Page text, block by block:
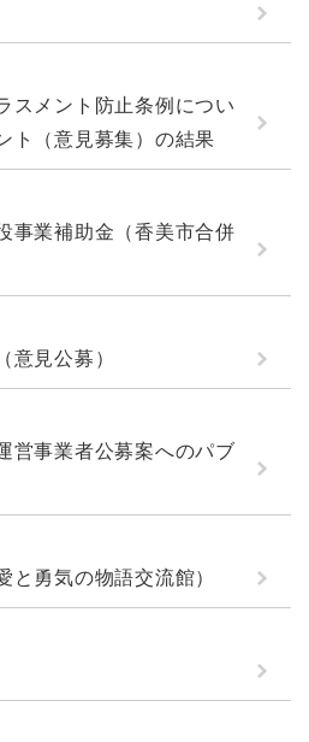
スメント防止条例につい
ト（意見募集）の結果
事業補助金（香美市合併
意見公募）
営事業者公募案へのパブ
と勇気の物語交流館）